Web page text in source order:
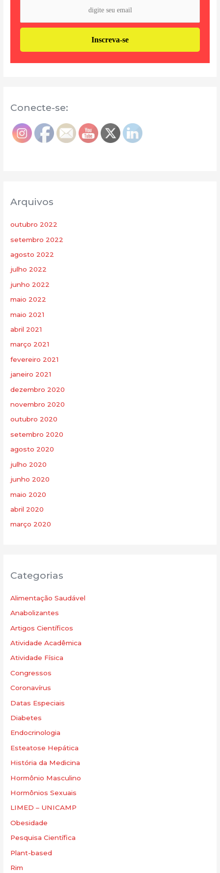
Conecte-se:
Arquivos
outubro 2022
setembro 2022
agosto 2022
julho 2022
junho 2022
maio 2022
maio 2021
abril 2021
março 2021
fevereiro 2021
janeiro 2021
dezembro 2020
novembro 2020
outubro 2020
setembro 2020
agosto 2020
julho 2020
junho 2020
maio 2020
abril 2020
março 2020
Categorias
Alimentação Saudável
Anabolizantes
Artigos Científicos
Atividade Acadêmica
Atividade Física
Congressos
Coronavírus
Datas Especiais
Diabetes
Endocrinologia
Esteatose Hepática
História da Medicina
Hormônio Masculino
Hormônios Sexuais
LIMED – UNICAMP
Obesidade
Pesquisa Científica
Plant-based
Rim